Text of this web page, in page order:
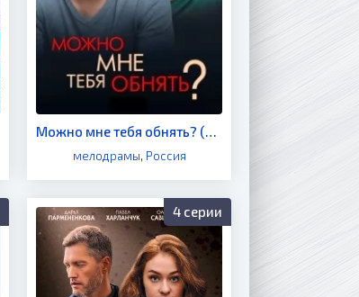
мелодрамы, Россия
4 серии